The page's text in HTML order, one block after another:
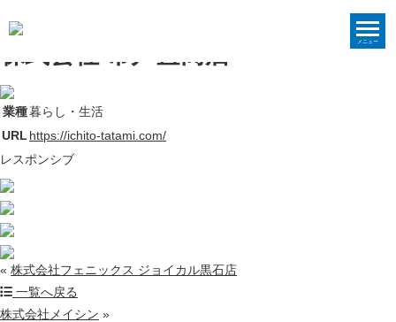
メニュー
WORKS
業種暮らし・生活
URL https://ichito-tatami.com/
レスポンシブ
« 株式会社フェニックス ジョイカル黒石店
一覧へ戻る
株式会社メイシン »